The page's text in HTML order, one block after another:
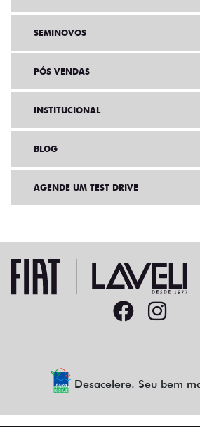
SEMINOVOS
PÓS VENDAS
INSTITUCIONAL
BLOG
AGENDE UM TEST DRIVE
Desacelere. Seu bem